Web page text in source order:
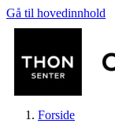
Gå til hovedinnhold
Forside